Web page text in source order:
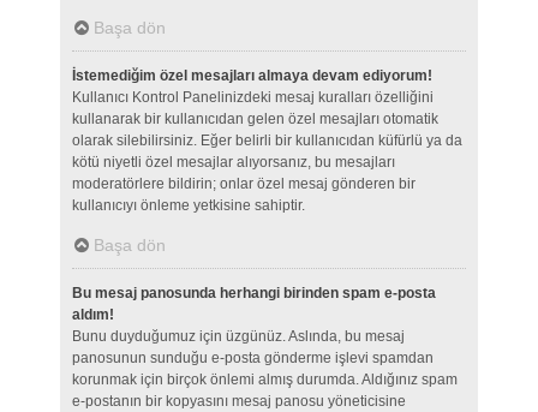
Başa dön
İstemediğim özel mesajları almaya devam ediyorum!
Kullanıcı Kontrol Panelinizdeki mesaj kuralları özelliğini
kullanarak bir kullanıcıdan gelen özel mesajları otomatik
olarak silebilirsiniz. Eğer belirli bir kullanıcıdan küfürlü ya da
kötü niyetli özel mesajlar alıyorsanız, bu mesajları
moderatörlere bildirin; onlar özel mesaj gönderen bir
kullanıcıyı önleme yetkisine sahiptir.
Başa dön
Bu mesaj panosunda herhangi birinden spam e-posta
aldım!
Bunu duyduğumuz için üzgünüz. Aslında, bu mesaj
panosunun sunduğu e-posta gönderme işlevi spamdan
korunmak için birçok önlemi almış durumda. Aldığınız spam
e-postanın bir kopyasını mesaj panosu yöneticisine